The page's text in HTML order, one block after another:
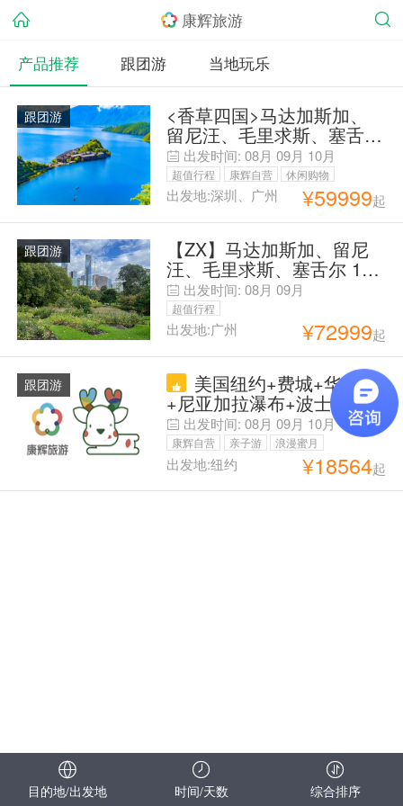
康辉旅游
产品推荐
跟团游 当地玩乐
跟团游 <香草四国>马达加斯加、
留尼汪、毛里求斯、塞舌尔
15 天千屿牵寻之旅 埃塞俄
比亚航空 北京/上海/广州/
成都/香港ET同步起止
出发时间: 08月 09月 10月
超值行程 康辉自营
休闲购物
观光美食
毕业季旅行 徒步
出发地:深圳、广州 ¥59999起
跟团游 【ZX】马达加斯加、留尼
汪、毛里求斯、塞舌尔 17
天出发时间: 08月 09月
超值行程
出发地:广州 ¥72999起
跟团游 美国纽约+费城+华盛顿
+尼亚加拉瀑布+波士顿+迈
阿密+基韦斯特+奥兰多12
日11晚跟团游 游览美东经
典四城+度假胜地迈阿密
+快乐奥兰多丨观赏自然奇
出发时间: 08月 09月 10月
康辉自营 亲子游
浪漫蜜月
父母安心游
出发地:纽约 ¥18564起
目的地/出发地 时间/天数 综合排序